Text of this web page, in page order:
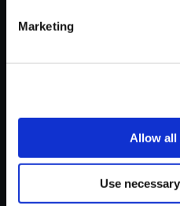
Marketing
Allow all
Use